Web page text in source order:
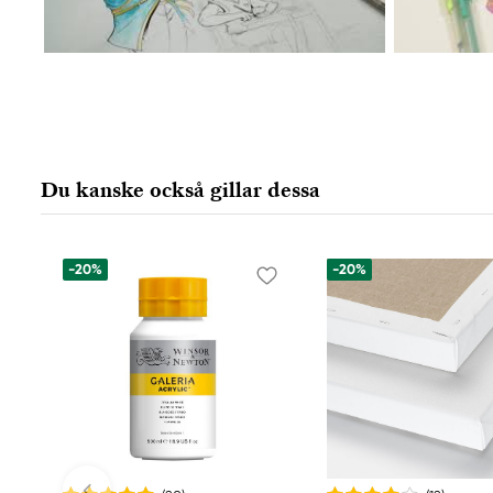
Du kanske också gillar dessa
-20% -20%